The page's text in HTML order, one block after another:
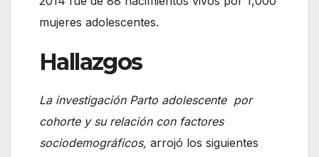
mujeres adolescentes.
Hallazgos
La investigación Parto adolescente por
cohorte y su relación con factores
sociodemográficos, arrojó los siguientes